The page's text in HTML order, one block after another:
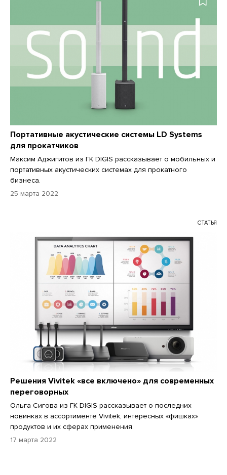
Портативные акустические системы LD Systems
для прокатчиков
Максим Аджигитов из ГК DIGIS рассказывает о мобильных и
портативных акустических системах для прокатного
бизнеса.
25 марта 2022
СТАТЬЯ
Решения Vivitek «все включено» для современных
переговорных
Ольга Сигова из ГК DIGIS рассказывает о последних
новинках в ассортименте Vivitek, интересных «фишках»
продуктов и их сферах применения.
17 марта 2022